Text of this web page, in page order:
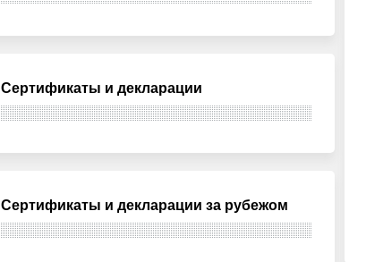
Сертификаты и декларации
Сертификаты и декларации за рубежом